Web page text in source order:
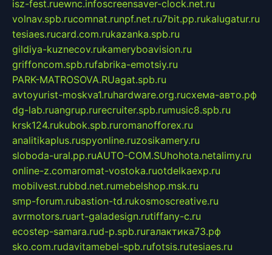
isz-fest.ruewnc.infoscreensaver-clock.net.ru
volnav.spb.rucomnat.runpf.net.ru7bit.pp.rukalugatur.ru
tesiaes.rucard.com.rukazanka.spb.ru
gildiya-kuznecov.rukameryboavision.ru
griffoncom.spb.rufabrika-emotsiy.ru
PARK-MATROSOVA.RUagat.spb.ru
avtoyurist-moskva1.ruhardware.org.ruсхема-авто.рф
dg-lab.ruangrup.rurecruiter.spb.rumusic8.spb.ru
krsk124.rukubok.spb.ruromanofforex.ru
analitikaplus.ruspyonline.ruzosikamery.ru
sloboda-ural.pp.ruAUTO-COM.SUhohota.netalimy.ru
online-z.comaromat-vostoka.ruotdelkaexp.ru
mobilvest.rubbd.net.rumebelshop.msk.ru
smp-forum.rubastion-td.rukosmoscreative.ru
avrmotors.ruart-galadesign.rutiffany-c.ru
ecostep-samara.rud-p.spb.ruгалактика73.рф
sko.com.rudavitamebel-spb.rufotsis.rutesiaes.ru